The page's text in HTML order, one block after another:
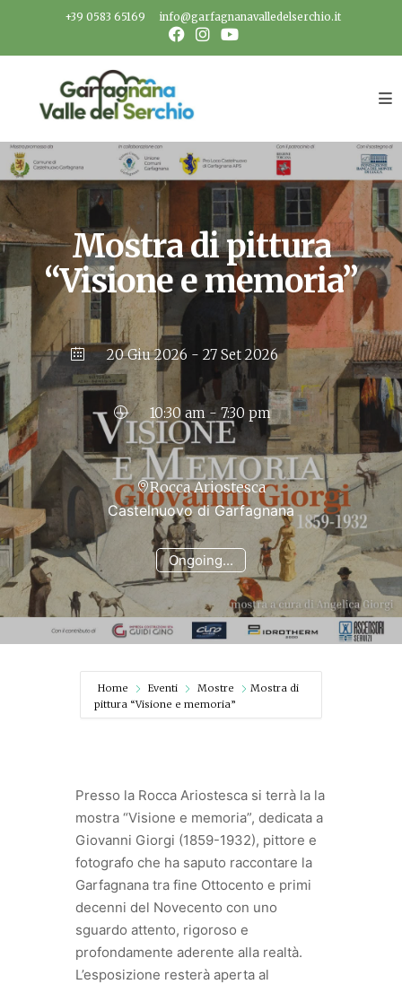
+39 0583 65169 info@garfagnanavalledelserchio.it
Mostra di pittura
“Visione e memoria”
20 Giu 2026 - 27 Set 2026
Ongoing...
10:30 am - 7:30 pm
Rocca Ariostesca
Castelnuovo di Garfagnana
Home Eventi Mostre
Mostra di
pittura “Visione e memoria”
Presso la Rocca Ariostesca si terrà la la
mostra “Visione e memoria”, dedicata a
Giovanni Giorgi (1859-1932), pittore e
fotografo che ha saputo raccontare la
Garfagnana tra fine Ottocento e primi
decenni del Novecento con uno
sguardo attento, rigoroso e
profondamente aderente alla realtà.
L’esposizione resterà aperta al